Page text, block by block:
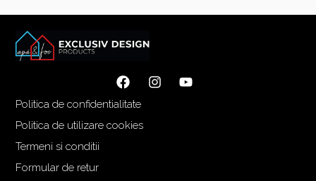
Politica de confidentialitate
Politica de utilizare cookies
Termeni si conditii
Formular de retur